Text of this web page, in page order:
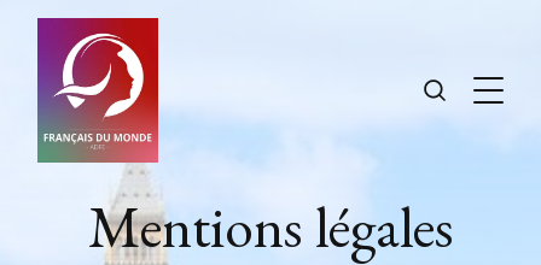
Mentions légales